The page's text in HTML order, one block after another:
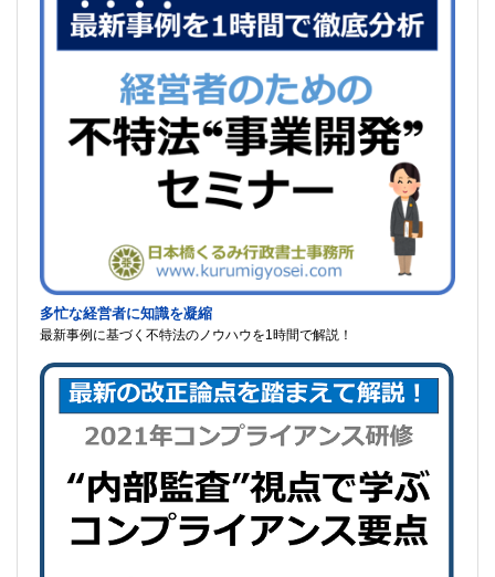
多忙な経営者に知識を凝縮
最新事例に基づく不特法のノウハウを1時間で解説！